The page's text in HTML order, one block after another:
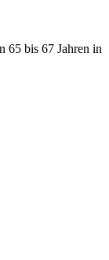
65 bis 67 Jahren in